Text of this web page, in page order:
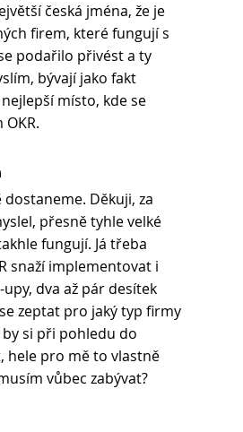
česká jména, že je
firem, které fungují s
podařilo přivést a ty
bývají jako fakt
nejlepší místo, kde se
Děkuji, za
přesně tyhle velké
fungují. Já třeba
snaží implementovat i
dva až pár desítek
zeptat pro jaký typ firmy
by si při pohledu do
hele pro mě to vlastně
vůbec zabývat?